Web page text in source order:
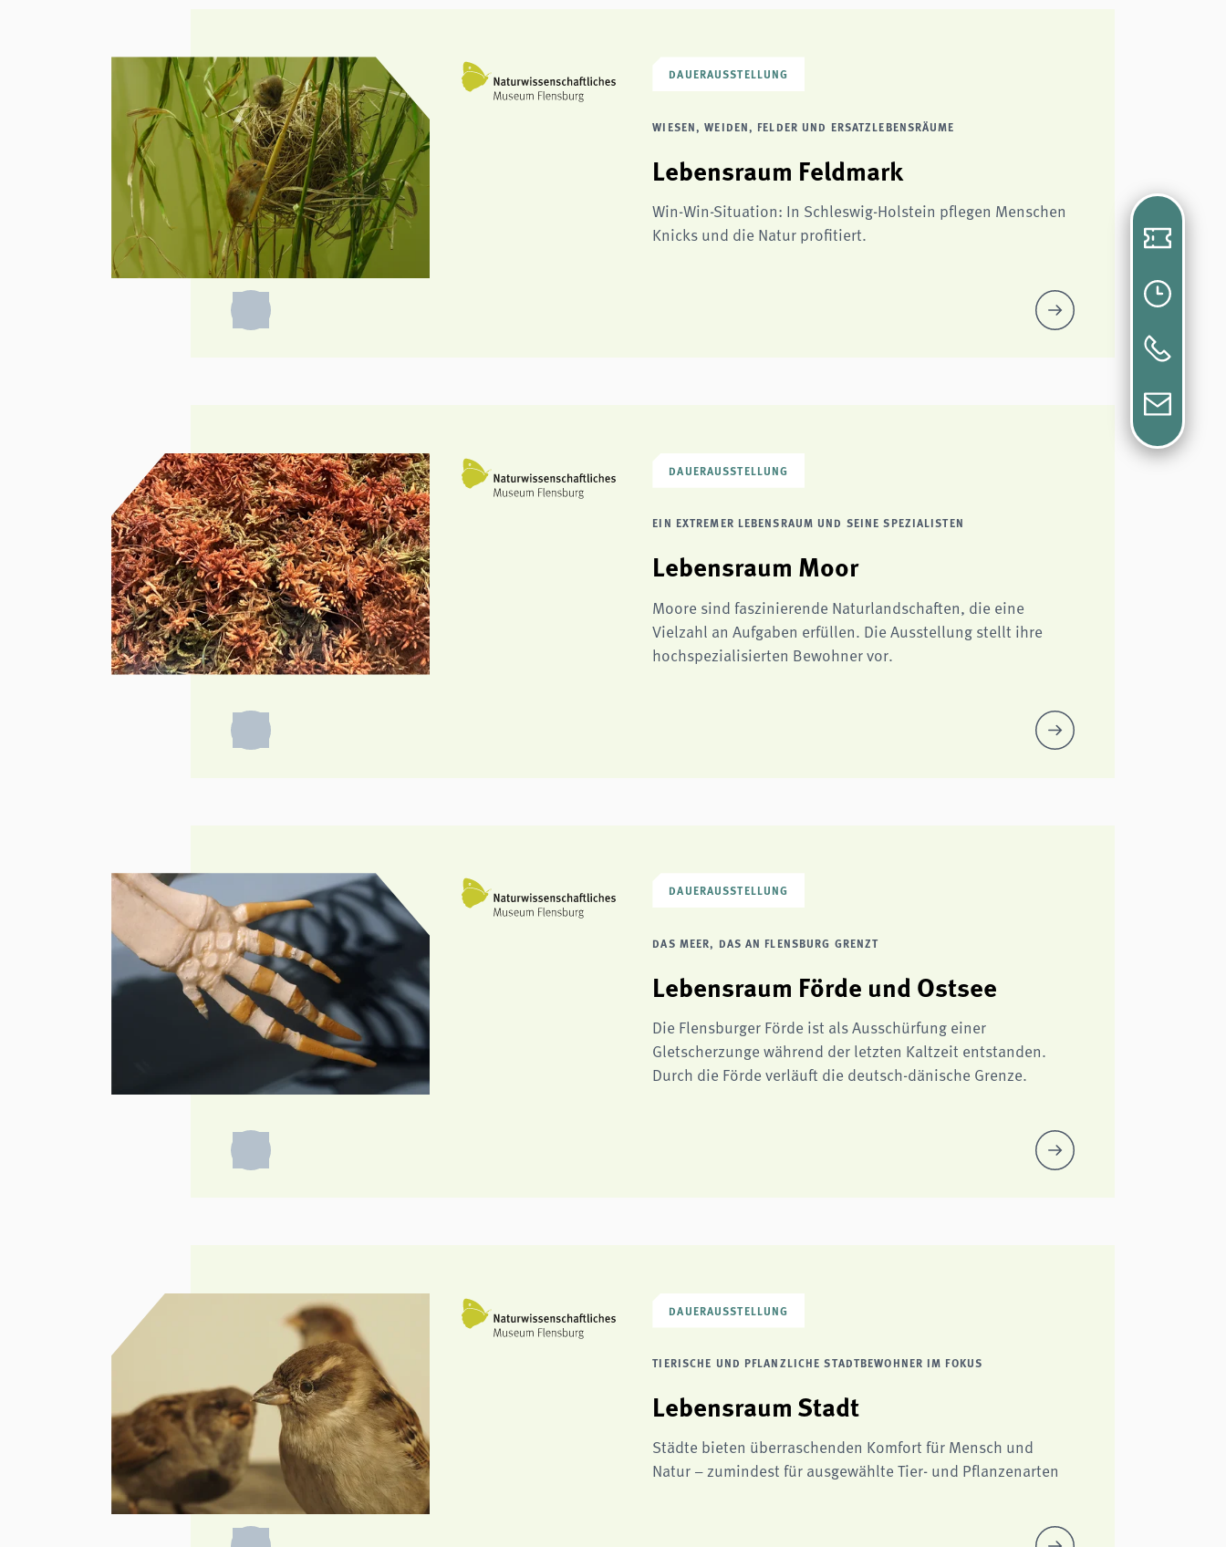
DAUERAUSSTELLUNG
WIESEN, WEIDEN, FELDER UND ERSATZLEBENSRÄUME
Lebensraum Feldmark
Win-Win-Situation: In Schleswig-Holstein pflegen Menschen
Knicks und die Natur profitiert.
DAUERAUSSTELLUNG
EIN EXTREMER LEBENSRAUM UND SEINE SPEZIALISTEN
Lebensraum Moor
Moore sind faszinierende Naturlandschaften, die eine
Vielzahl an Aufgaben erfüllen. Die Ausstellung stellt ihre
hochspezialisierten Bewohner vor.
DAUERAUSSTELLUNG
DAS MEER, DAS AN FLENSBURG GRENZT
Lebensraum Förde und Ostsee
Die Flensburger Förde ist als Ausschürfung einer
Gletscherzunge während der letzten Kaltzeit entstanden.
Durch die Förde verläuft die deutsch-dänische Grenze.
DAUERAUSSTELLUNG
TIERISCHE UND PFLANZLICHE STADTBEWOHNER IM FOKUS
Lebensraum Stadt
Städte bieten überraschenden Komfort für Mensch und
Natur – zumindest für ausgewählte Tier- und Pflanzenarten